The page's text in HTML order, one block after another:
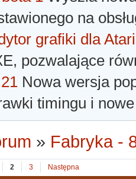
na
grafiki dla Atari
pozwalające
Nowa wersja
timingu i
» Fabryka -
2 3 Następna